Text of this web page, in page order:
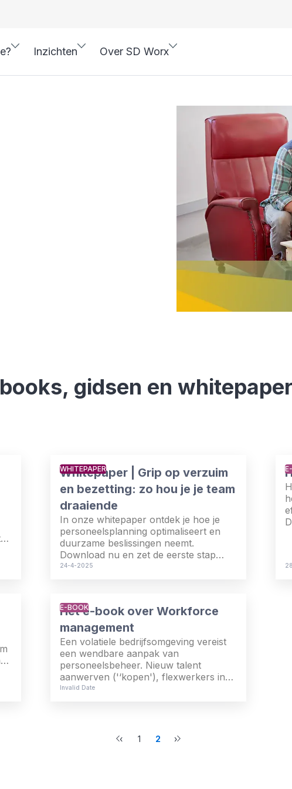
Inzichten Over SD Worx
gidsen en
WHITEPAPER
Whitepaper | Grip op verzuim
en bezetting: zo hou je je team
draaiende
In onze whitepaper ontdek je hoe je
personeelsplanning optimaliseert en
duurzame beslissingen neemt.
Download nu en zet de eerste stap
naar een efficiënter personeelsbeleid!
24-4-2025
E-BOOK
Het e-book over Workforce
management
Een volatiele bedrijfsomgeving vereist
een wendbare aanpak van
personeelsbeheer. Nieuw talent
aanwerven ('‘kopen'), flexwerkers in
dienst nemen ('lenen') en huidig
waarom? Deze en andere vragen
Invalid Date
‹
1 2
›